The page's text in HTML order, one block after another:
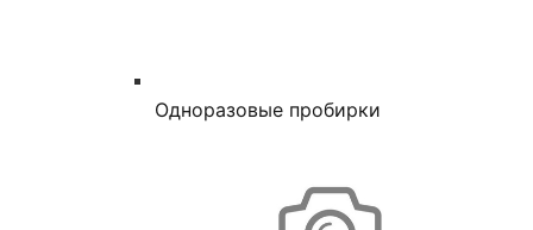
Одноразовые пробирки